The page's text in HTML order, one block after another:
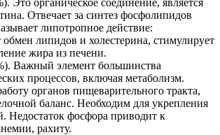
Отвечает за синтез фосфолипидов
липотропное действие:
обмен липидов и холестерина, стимулирует
жира из печени.
Важный элемент большинства
процессов, включая метаболизм.
органов пищеварительного тракта,
баланс. Необходим для укрепления
Недостаток фосфора приводит к
рахиту.